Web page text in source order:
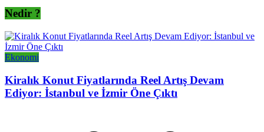
Nedir ?
Ekonomi
Kiralık Konut Fiyatlarında Reel Artış Devam
Ediyor: İstanbul ve İzmir Öne Çıktı